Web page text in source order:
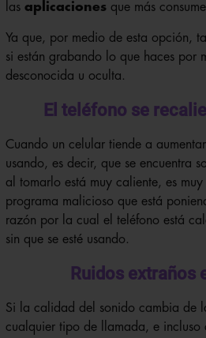
las aplicacionesque más
Ya que, por medio de esta opción,
si están grabando lo que haces por
desconocida u oculta.
El teléfono se
Cuando un celular tiende a
usando, es decir, que se encuentra
al tomarlo está muy caliente, es
programa malicioso que está
razón por la cual el teléfono está
sin que se esté usando.
Ruidos extraños
Si la calidad del sonido cambia de
cualquier tipo de llamada, e incluso